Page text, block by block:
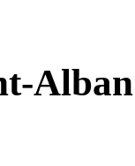
Alban